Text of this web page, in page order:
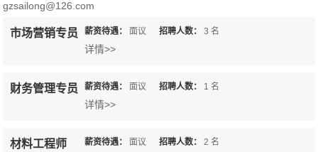
gzsailong@126.com
市场营销专员 薪资待遇： 面议 招聘人数： 3 名
详情>>
财务管理专员 薪资待遇： 面议 招聘人数： 1 名
详情>>
材料工程师 薪资待遇： 面议 招聘人数： 2 名